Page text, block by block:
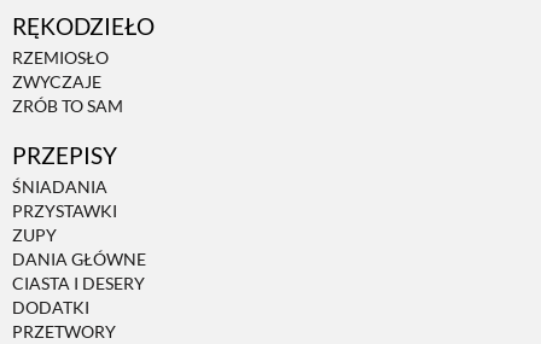
RĘKODZIEŁO
RZEMIOSŁO
ZWYCZAJE
ZRÓB TO SAM
PRZEPISY
ŚNIADANIA
PRZYSTAWKI
ZUPY
DANIA GŁÓWNE
CIASTA I DESERY
DODATKI
PRZETWORY
ZWIERZĘTA W NATURZE